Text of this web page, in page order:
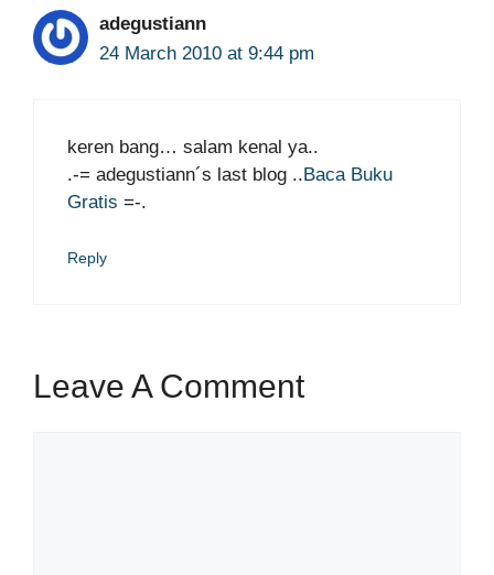
adegustiann
24 March 2010 at 9:44 pm
keren bang… salam kenal ya..
.-= adegustiann´s last blog ..Baca Buku
Gratis =-.
Reply
Leave A Comment